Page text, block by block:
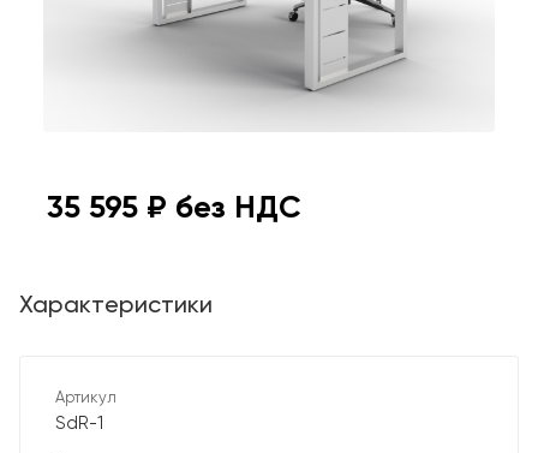
35 595 ₽ без НДС
Характеристики
Артикул
SdR-1